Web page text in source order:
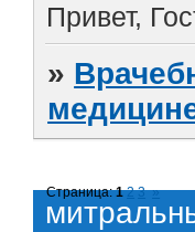
Привет,
»
Страница:1 2 3 »